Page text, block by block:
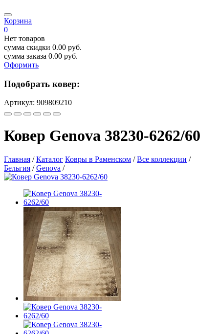
Корзина
0
Нет товаров
сумма скидки 0.00 руб.
сумма заказа 0.00 руб.
Оформить
Подобрать ковер:
Артикул: 909809210
Ковер Genova 38230-6262/60
Главная / Каталог Ковры в Раменском / Все коллекции /
Бельгия / Genova /